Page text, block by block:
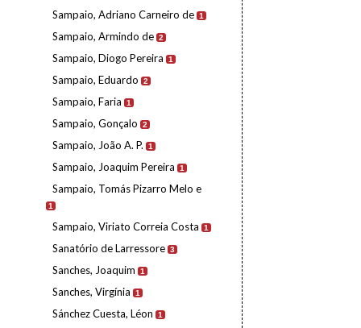
Sampaio, Adriano Carneiro de 1
Sampaio, Armindo de 2
Sampaio, Diogo Pereira 1
Sampaio, Eduardo 2
Sampaio, Faria 1
Sampaio, Gonçalo 2
Sampaio, João A. P. 1
Sampaio, Joaquim Pereira 1
Sampaio, Tomás Pizarro Melo e
1
Sampaio, Viriato Correia Costa 1
Sanatório de Larressore 3
Sanches, Joaquim 1
Sanches, Virgínia 1
Sánchez Cuesta, Léon 1